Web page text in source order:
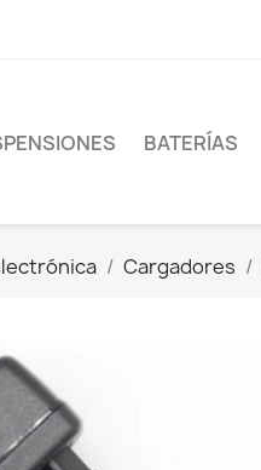
BATERÍAS
Cargadores